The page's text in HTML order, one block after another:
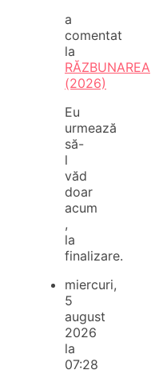
a
comentat
la
RĂZBUNAREA
(2026)
Eu
urmează
să-
l
văd
doar
acum
,
la
finalizare.
miercuri,
5
august
2026
la
07:28